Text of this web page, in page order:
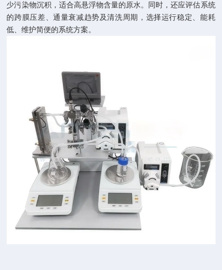
少污染物沉积，适合高悬浮物含量的原水。同时，还应评估系统
的跨膜压差、通量衰减趋势及清洗周期，选择运行稳定、能耗
低、维护简便的系统方案。